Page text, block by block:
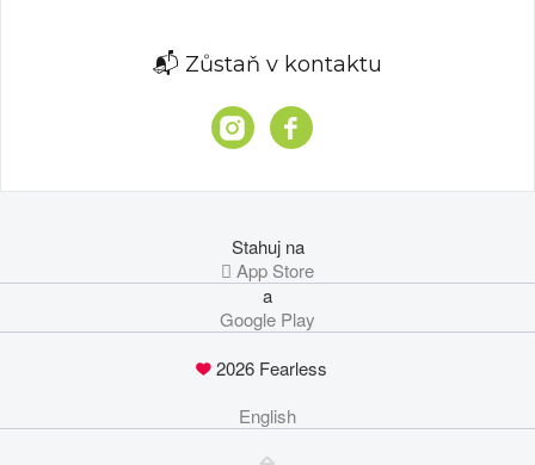
📬 Zůstaň v kontaktu
Stahuj na
 App Store
a
Google Play
2026 Fearless
English